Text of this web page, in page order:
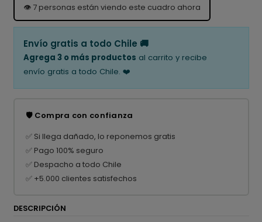
👁️ 7personas están viendo este cuadro ahora
Envío gratis a todo Chile 🚚
Agrega 3 o más productos al carrito y recibe
envío gratis a todo Chile. ❤️
🛡️ Compra con confianza
✅ Si llega dañado, lo reponemos gratis
✅ Pago 100% seguro
✅ Despacho a todo Chile
✅ +5.000 clientes satisfechos
DESCRIPCIÓN